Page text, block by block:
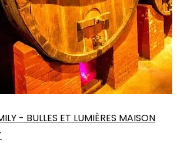
- BULLES ET LUMIÈRES MAISON